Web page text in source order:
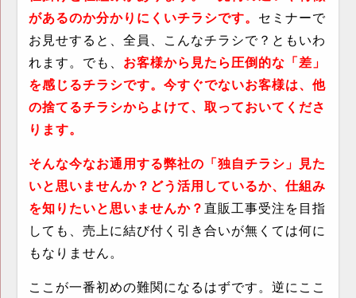
があるのか分かりにくいチラシです。 セミナーで
お見せすると、全員、こんなチラシで？ともいわ
れます。でも、 お客様から見たら圧倒的な「差」
を感じるチラシです。今すぐでないお客様は、他
の捨てるチラシからよけて、取っておいてくださ
ります。
そんな今なお通用する弊社の「独自チラシ」見た
いと思いませんか？どう活用しているか、仕組み
を知りたいと思いませんか？ 直販工事受注を目指
しても、売上に結び付く引き合いが無くては何に
もなりません。
ここが一番初めの難関になるはずです。逆にここ